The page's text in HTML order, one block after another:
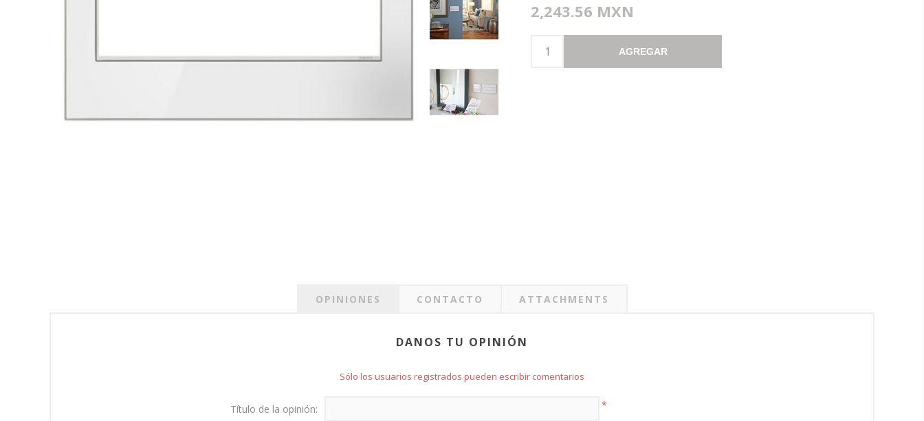
2,243.56 MXN
AGREGAR
OPINIONES CONTACTO ATTACHMENTS
DANOS TU OPINIÓN
Sólo los usuarios registrados pueden escribir comentarios
Título de la opinión: *